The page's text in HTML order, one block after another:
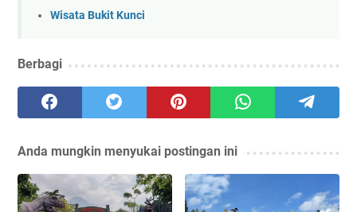
Wisata Bukit Kunci
Berbagi
Anda mungkin menyukai postingan ini